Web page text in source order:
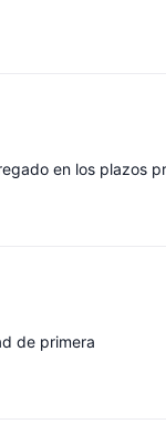
en los plazos
de primera